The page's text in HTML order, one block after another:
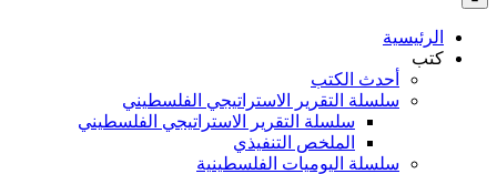
بالنسبة
الرئيسية
كتب
أحدث الكتب
سلسلة التقرير الاستراتيجي الفلسطيني
سلسلة التقرير الاستراتيجي الفلسطيني
الملخص التنفيذي
سلسلة اليوميات الفلسطينية